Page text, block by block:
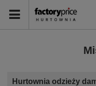
Hurtownia odzieży